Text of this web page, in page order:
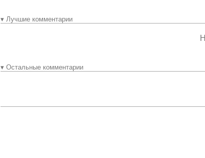
▾ Лучшие комментарии
▾ Остальные комментарии